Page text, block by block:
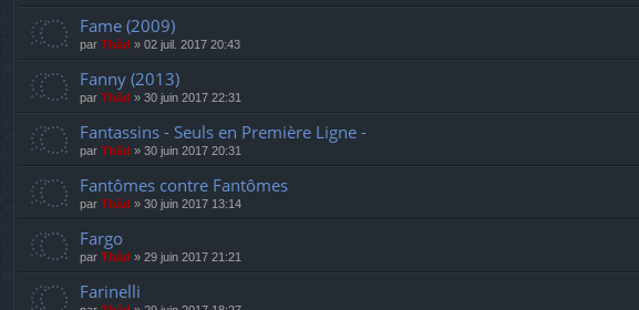
Fame (2009)
par Thãd » 02 juil. 2017 20:43
Fanny (2013)
par Thãd » 30 juin 2017 22:31
Fantassins - Seuls en Première Ligne -
par Thãd » 30 juin 2017 20:31
Fantômes contre Fantômes
par Thãd » 30 juin 2017 13:14
Fargo
par Thãd » 29 juin 2017 21:21
Farinelli